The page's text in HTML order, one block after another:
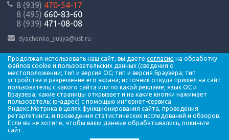
8 (939) 470-54-17
8 (495) 660-83-60
8 (939) 471-08-08
dyachenko_yuliya@list.ru
© 2014 - 2026 Все права защищены.
РУСПВХ - производственная компания Производство и продажа
продукции из полимеров
Продолжая использовать наш сайт, вы даете согласие на обработку
файлов cookie и пользовательских данных (сведения о
местоположении; тип и версия ОС; тип и версия Браузера; тип
устройства и разрешение его экрана; источник откуда пришел на сайт
пользователь; с какого сайта или по какой рекламе; язык ОС и
Браузера; какие страницы открывает и на какие кнопки нажимает
пользователь; ip-адрес) с помощью интернет-сервиса
Яндекс.Метрика в целях функционирования сайта, проведения
ретаргетинга, и проведения статистических исследований и обзоров.
Если вы не хотите, чтобы ваши данные обрабатывались, покиньте
сайт.